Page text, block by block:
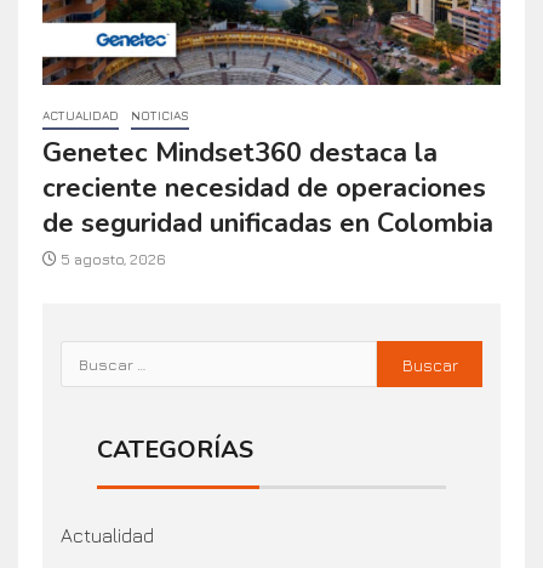
ACTUALIDAD NOTICIAS
Genetec Mindset360 destaca la
creciente necesidad de operaciones
de seguridad unificadas en Colombia
5 agosto, 2026
CATEGORÍAS
Actualidad